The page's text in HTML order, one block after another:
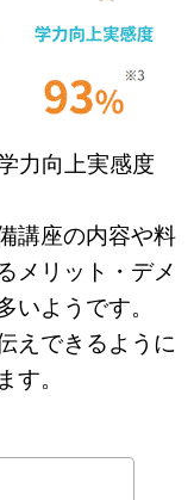
力向上実感度
講座の内容や料
メリット・デメ
いようです。
えできるように
す。